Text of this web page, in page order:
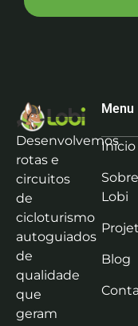
Desenvolvemos
rotas e
circuitos
de
cicloturismo
autoguiados
de
qualidade
que
geram
Menu
Início
Lobi
Blog